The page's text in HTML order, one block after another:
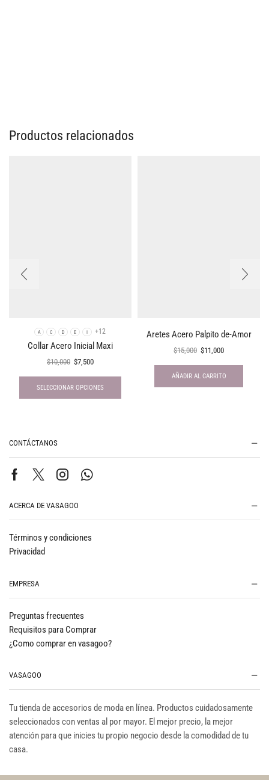
Productos relacionados
A C D E I +12
Collar Acero Inicial Maxi
$10,000 $7,500
SELECCIONAR OPCIONES
Aretes Acero Palpito de-Amor
$15,000 $11,000
AÑADIR AL CARRITO
CONTÁCTANOS
ACERCA DE VASAGOO
Términos y condiciones
Privacidad
EMPRESA
Preguntas frecuentes
Requisitos para Comprar
¿Como comprar en vasagoo?
VASAGOO
Tu tienda de accesorios de moda en línea. Productos cuidadosamente
seleccionados con ventas al por mayor. El mejor precio, la mejor
atención para que inicies tu propio negocio desde la comodidad de tu
casa.